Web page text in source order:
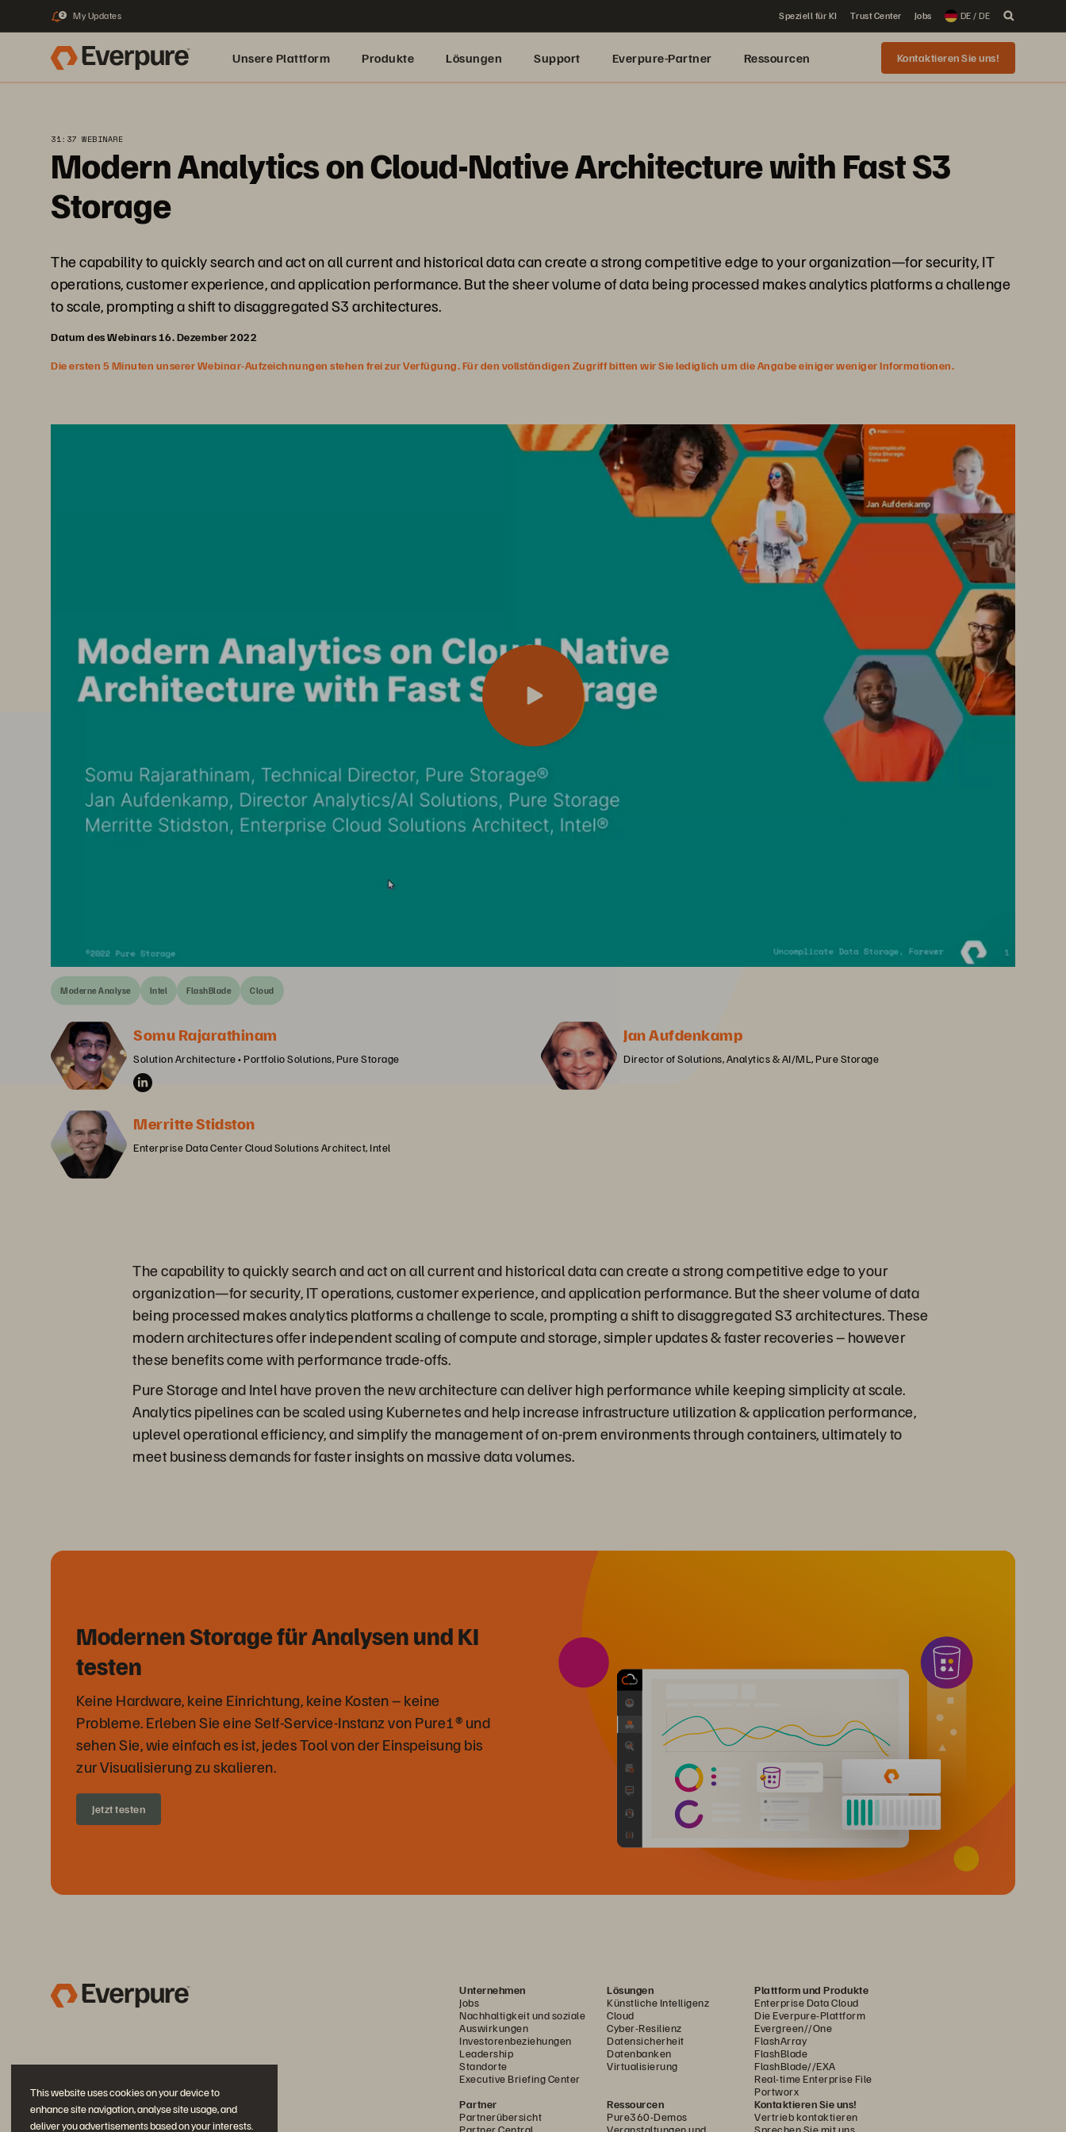
This website uses cookies on your device to
enhance site navigation, analyse site usage, and
deliver you advertisements based on your interests.
2 My Updates Speziell für KI Trust Center Jobs DE / DE
Unsere Plattform Produkte Lösungen Support Everpure-Partner Ressourcen Kontaktieren Sie uns!
31:37 WEBINARE
Modern Analytics on Cloud-Native Architecture with Fast S3
Storage
The capability to quickly search and act on all current and historical data can create a strong competitive edge to your organization—for security, IT
operations, customer experience, and application performance. But the sheer volume of data being processed makes analytics platforms a challenge
to scale, prompting a shift to disaggregated S3 architectures.
Datum des Webinars 16. Dezember 2022
Die ersten 5 Minuten unserer Webinar-Aufzeichnungen stehen frei zur Verfügung. Für den vollständigen Zugriff bitten wir Sie lediglich um die Angabe einiger weniger Informationen.
Moderne Analyse Intel FlashBlade Cloud
Somu Rajarathinam
Solution Architecture • Portfolio Solutions, Pure Storage
Jan Aufdenkamp
Director of Solutions, Analytics & AI/ML, Pure Storage
Merritte Stidston
Enterprise Data Center Cloud Solutions Architect, Intel
The capability to quickly search and act on all current and historical data can create a strong competitive edge to your
organization—for security, IT operations, customer experience, and application performance. But the sheer volume of data
being processed makes analytics platforms a challenge to scale, prompting a shift to disaggregated S3 architectures. These
modern architectures offer independent scaling of compute and storage, simpler updates & faster recoveries – however
these benefits come with performance trade-offs.
Pure Storage and Intel have proven the new architecture can deliver high performance while keeping simplicity at scale.
Analytics pipelines can be scaled using Kubernetes and help increase infrastructure utilization & application performance,
uplevel operational efficiency, and simplify the management of on-prem environments through containers, ultimately to
meet business demands for faster insights on massive data volumes.
Modernen Storage für Analysen und KI
testen
Keine Hardware, keine Einrichtung, keine Kosten – keine
Probleme. Erleben Sie eine Self-Service-Instanz von Pure1® und
sehen Sie, wie einfach es ist, jedes Tool von der Einspeisung bis
zur Visualisierung zu skalieren.
Jetzt testen
Unternehmen
Jobs
Nachhaltigkeit und soziale
Auswirkungen
Investorenbeziehungen
Leadership
Standorte
Executive Briefing Center
Lösungen
Künstliche Intelligenz
Cloud
Cyber-Resilienz
Datensicherheit
Datenbanken
Virtualisierung
Plattform und Produkte
Enterprise Data Cloud
Die Everpure-Plattform
Evergreen//One
FlashArray
FlashBlade
FlashBlade//EXA
Real-time Enterprise File
Portworx
Partner
Partnerübersicht
Partner Central
Ressourcen
Pure360-Demos
Veranstaltungen und
Kontaktieren Sie uns!
Vertrieb kontaktieren
Sprechen Sie mit uns